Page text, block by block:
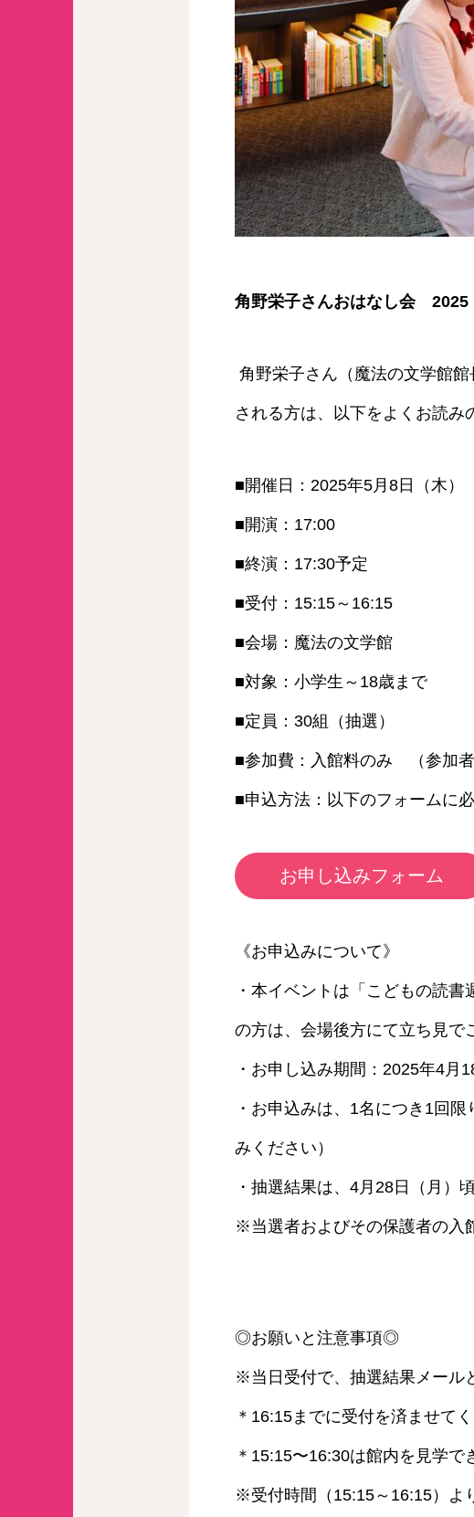
角野栄子さんおはなし会 2025
角野栄子さん（魔法の文学館
される方は、以下をよくお読み
■開催日：2025年5月8日（木）
■開演：17:00
■終演：17:30予定
■受付：15:15～16:15
■会場：魔法の文学館
■対象：小学生～18歳まで
■定員：30組（抽選）
■参加費：入館料のみ （参加者
■申込方法：以下のフォームに
お申し込みフォーム
《お申込みについて》
・本イベントは「こどもの読
の方は、会場後方にて立ち見で
・お申し込み期間：2025年4月
・お申込みは、1名につき1回
みください）
・抽選結果は、4月28日（月）
※当選者およびその保護者の入
◎お願いと注意事項◎
※当日受付で、抽選結果メール
＊16:15までに受付を済ませて
＊15:15〜16:30は館内を見学で
※受付時間（15:15～16:15）よ